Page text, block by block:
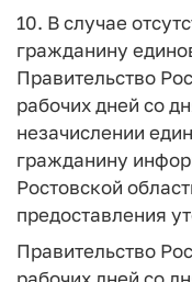
10. В случае
гражданину
Правительство
рабочих дней со
незачислении
гражданину
Ростовской
предоставления
Правительство